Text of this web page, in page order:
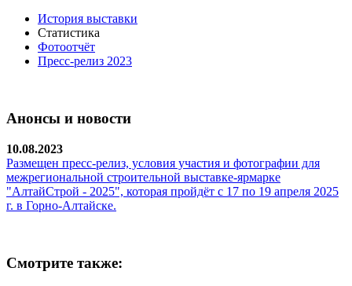
История выставки
Статистика
Фотоотчёт
Пресс-релиз 2023
Анонсы и новости
10.08.2023
Размещен пресс-релиз, условия участия и фотографии для
межрегиональной строительной выставке-ярмарке
"АлтайCтрой - 2025", которая пройдёт с 17 по 19 апреля 2025
г. в Горно-Алтайске.
Смотрите также: